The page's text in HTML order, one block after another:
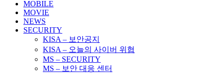
MOBILE
MOVIE
NEWS
SECURITY
KISA – 보안공지
KISA – 오늘의 사이버 위협
MS – SECURITY
MS – 보안 대응 센터